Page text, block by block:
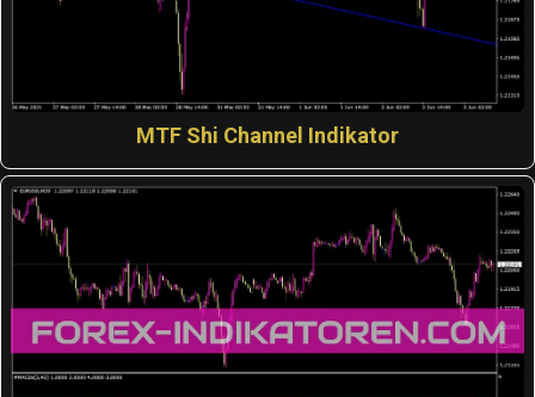
MTF Shi Channel Indikator